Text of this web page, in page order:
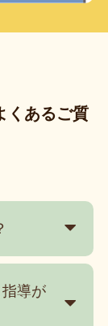
くあるご質
導が